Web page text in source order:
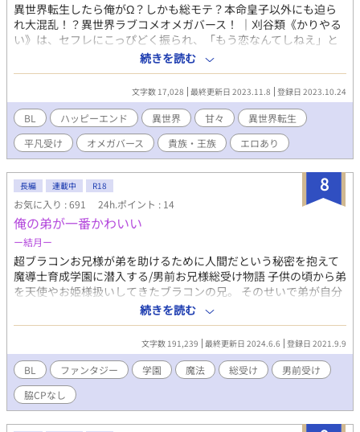
異世界転生したら俺がΩ？しかも総モテ？本命皇子以外にも迫ら
れ大混乱！？異世界ラブコメオメガバース！ ｜刈谷類《かりやる
い》は、セフレにこっぴどく振られ、「もう恋なんてしねえ」と
言っていた帰り、事故にあって死んでしまう。 目を覚ますと、そ
こは森の中。顔を覗き込んできているのは……自分が好きでやっ
ていたソシャゲ「神子の守護者～五人の皇子と神託の神子～」の
キャラクター！？夢かと思うも、まるでゲームの中のように話は
進んでいく。 類は自分がゲームの中の世界にヒロインポジション
（Ω）で転生してしまったことを受け入れるが、一つ大きな問題
がある。攻略キャラの選択シーンがなく、誰と恋をしていいのか
分からない！失敗すると嫉妬やトラブルでゲームオーバー（＝
死）の可能性もあるゲームに緊張する類。 慎重に攻略キャラの皇
子たちと親交を深めていくうちに、第二皇子アレクシに惹かれて
いくが……？ そのうちに、ゲームではなかった展開に皇子たちも
巻き込まれ、類はシナリオ通りにいかない継承権争いに巻き込ま
れていく。 総モテ異世界BLの世界で、彼は今度こそ本当の恋がで
きるのか？
続きを読む
文字数 17,028 最終更新日 2023.11.8 登録日 2023.10.24
BL ハッピーエンド 異世界 甘々
異世界転生
平凡受け
オメガバース 貴族・王族 エロあり
8
長編 連載中 R18
お気に入り : 691 24h.ポイント : 14
俺の弟が一番かわいい
ー結月ー
超ブラコンお兄様が弟を助けるために人間だという秘密を抱えて
魔導士育成学園に潜入する/男前お兄様総受け物語 子供の頃から弟
を天使やお姫様扱いしてきたブラコンの兄。 そのせいで弟が自分
が一番可愛い、愛されるべきだと拗らせた事を知らずに仲良く暮
らしていた。 そんなある日溺愛する兄にキレた弟は兄に反抗し
て、自分をお姫様扱いしてくれる人達がいるところに行ってしま
い兄の前から姿を消してしまう。 弟が居なくなり生きる気力を無
くした兄は、ある日童話に出てきそうなほどの王子様に出会っ
た。 「弟くんがいるところに案内してあげる、その代わり僕と恋
人ごっこしよう」 謎の言葉に不審に思うが弟が関わるとちょろい
兄は弟を助けるために受け入れる事になった。 それが王位継承者
争いの幕開けだと知らずに… ×××した相手の魔力を吸収して自
続きを読む
文字数 191,239 最終更新日 2024.6.6 登録日 2021.9.9
BL ファンタジー 学園 魔法 総受け
男前受け
脇CPなし